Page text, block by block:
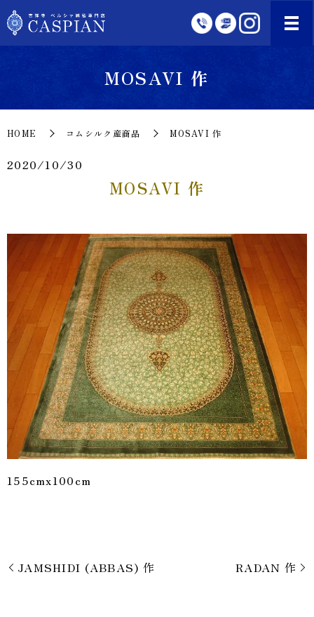
MOSAVI 作
HOME コムシルク産商品 MOSAVI 作
2020/10/30
MOSAVI 作
155cmx100cm
JAMSHIDI (ABBAS) 作 RADAN 作